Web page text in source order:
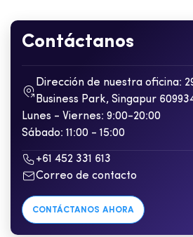
Contáctanos
Dirección de nuestra oficina:
Business Park, Singapur
Lunes - Viernes: 9:00-20:00
Sábado: 11:00 - 15:00
+61 452 331 613
Correo de contacto
CONTÁCTANOS AHORA